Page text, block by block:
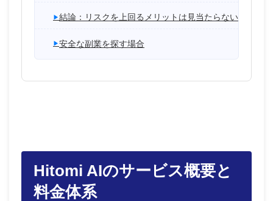
結論：リスクを上回るメリットは見当たらない
安全な副業を探す場合
Hitomi AIのサービス概要と
料金体系